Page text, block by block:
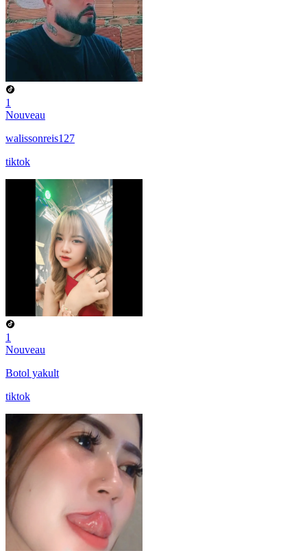
1
Nouveau
walissonreis127
tiktok
1
Nouveau
Botol yakult
tiktok